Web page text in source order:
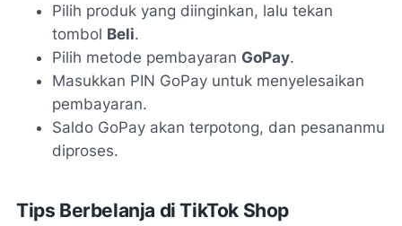
Pilih produk yang diinginkan, lalu tekan
tombol Beli.
Pilih metode pembayaran GoPay.
Masukkan PIN GoPay untuk menyelesaikan
pembayaran.
Saldo GoPay akan terpotong, dan pesananmu
diproses.
Tips Berbelanja di TikTok Shop